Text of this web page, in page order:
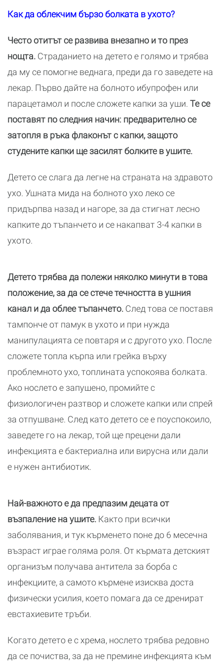
Как да облекчим бързо болката в ухото?
Често отитът се развива внезапно и то през
нощта. Страданието на детето е голямо и трябва
да му се помогне веднага, преди да го заведете на
лекар. Първо дайте на болното ибупрофен или
парацетамол и после сложете капки за уши. Те се
поставят по следния начин: предварително се
затопля в ръка флаконът с капки, защото
студените капки ще засилят болките в ушите.
Детето се слага да легне на страната на здравото
ухо. Ушната мида на болното ухо леко се
придърпва назад и нагоре, за да стигнат лесно
капките до тъпанчето и се накапват 3-4 капки в
ухото.
Детето трябва да полежи няколко минути в това
положение, за да се стече течността в ушния
канал и да облее тъпанчето. След това се поставя
тампонче от памук в ухото и при нужда
манипулацията се повтаря и с другото ухо. После
сложете топла кърпа или грейка върху
проблемното ухо, топлината успокоява болката.
Ако нослето е запушено, промийте с
физиологичен разтвор и сложете капки или спрей
за отпушване. След като детето се е поуспокоило,
заведете го на лекар, той ще прецени дали
инфекцията е бактериална или вирусна или дали
е нужен антибиотик.
Най-важното е да предпазим децата от
възпаление на ушите. Както при всички
заболявания, и тук кърменето поне до 6 месечна
възраст играе голяма роля. От кърмата детският
организъм получава антитела за борба с
инфекциите, а самото кърмене изисква доста
физически усилия, което помага да се дренират
евстахиевите тръби.
Когато детето е с хрема, нослето трябва редовно
да се почиства, за да не премине инфекцията към